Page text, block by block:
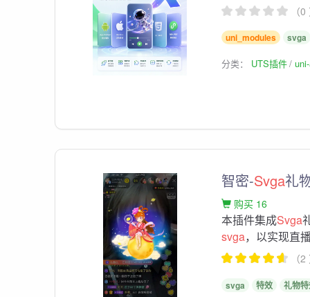
（
uni_modules svga
分类： UTS插件
智密-Svga礼
购买 16
本插件集成Svga
svga，以实现直
（
svga 特效 礼物